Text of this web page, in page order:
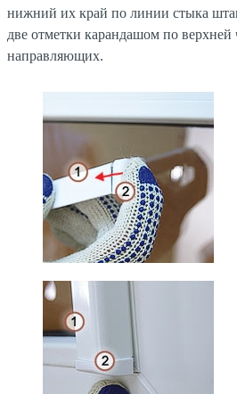
нижний их край по линии стыка
две отметки карандашом по верхней
направляющих.